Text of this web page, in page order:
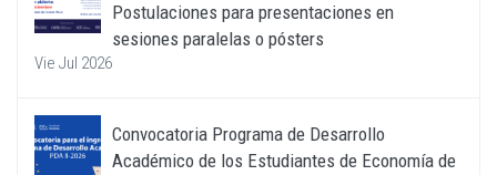
Postulaciones para presentaciones en
sesiones paralelas o pósters
Vie Jul 2026
Convocatoria Programa de Desarrollo
Académico de los Estudiantes de Economía de